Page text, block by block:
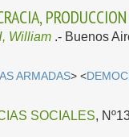
William .- Buenos
ARMADAS> <
SOCIALES,